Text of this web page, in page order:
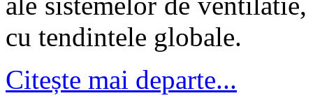
cu tendintele globale.
Citește mai departe...